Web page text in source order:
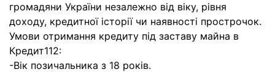
громадяни України незалежно від віку, рівня
доходу, кредитної історії чи наявності прострочок.
Умови отримання кредиту під заставу майна в
Кредит112:
-Вік позичальника з 18 років.